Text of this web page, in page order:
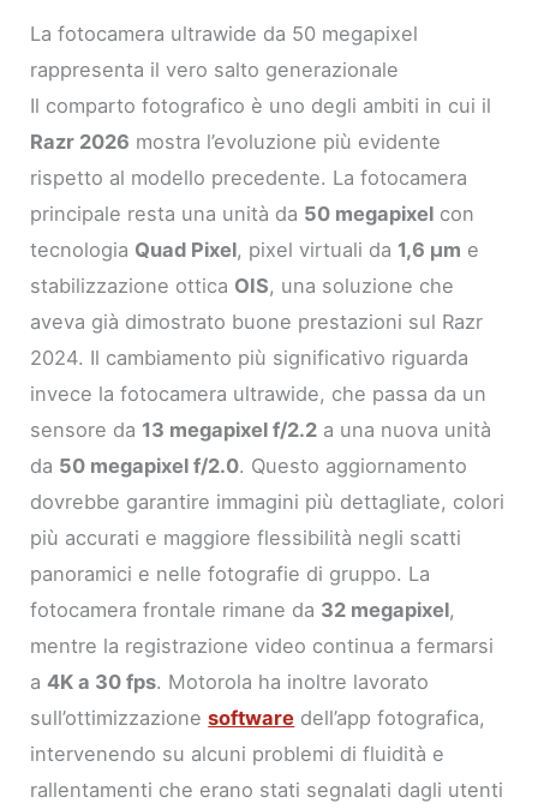
La fotocamera ultrawide da 50 megapixel
rappresenta il vero salto generazionale
Il comparto fotografico è uno degli ambiti in cui il
Razr 2026 mostra l’evoluzione più evidente
rispetto al modello precedente. La fotocamera
principale resta una unità da 50 megapixel con
tecnologia Quad Pixel, pixel virtuali da 1,6 μm e
stabilizzazione ottica OIS, una soluzione che
aveva già dimostrato buone prestazioni sul Razr
2024. Il cambiamento più significativo riguarda
invece la fotocamera ultrawide, che passa da un
sensore da 13 megapixel f/2.2 a una nuova unità
da 50 megapixel f/2.0. Questo aggiornamento
dovrebbe garantire immagini più dettagliate, colori
più accurati e maggiore flessibilità negli scatti
panoramici e nelle fotografie di gruppo. La
fotocamera frontale rimane da 32 megapixel,
mentre la registrazione video continua a fermarsi
a4K a 30 fps. Motorola ha inoltre lavorato
sull’ottimizzazionesoftware dell’app fotografica,
intervenendo su alcuni problemi di fluidità e
rallentamenti che erano stati segnalati dagli utenti